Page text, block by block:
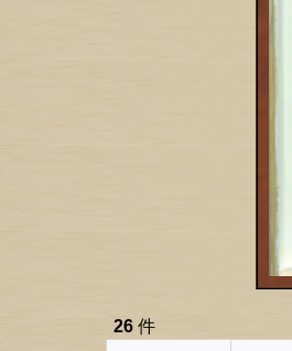
26 件